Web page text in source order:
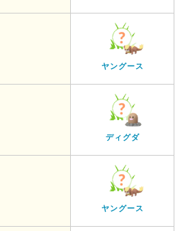
ヤングース
ディグダ
ヤングース